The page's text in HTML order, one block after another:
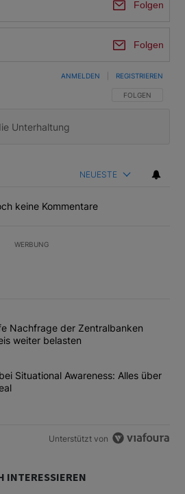
Folgen
Folgen
FOLGE DIESER
FOLGEN
ANMELDEN REGISTRIEREN
NEUESTE
keine Kommentare
WERBUNG
der am meisten kommentierten
Titel "Unerwartet tiefe Nachfrage der
Nachfrage der Zentralbanken
weiter belasten
Titel "Margin Calls bei Situational
Situational Awareness: Alles über
Unterstützt von
INTERESSIEREN